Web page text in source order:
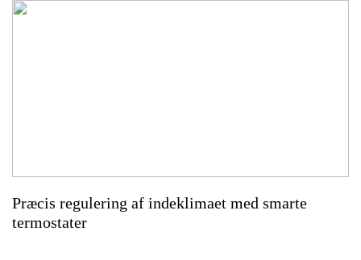
Præcis regulering af indeklimaet med smarte
termostater